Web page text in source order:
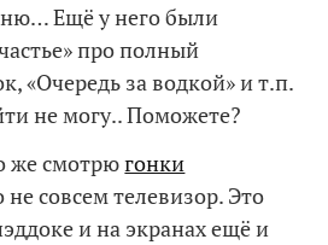
Ещё у него были
про полный
«Очередь за водкой» и т.п.
не могу.. Поможете?
же смотрюгонки
не совсем телевизор. Это
и на экранах ещё и